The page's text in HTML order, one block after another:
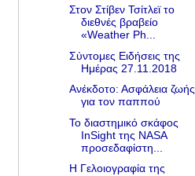
Στον Στίβεν Τσίτλεϊ το
διεθνές βραβείο
«Weather Ph...
Σύντομες Ειδήσεις της
Ημέρας 27.11.2018
Ανέκδοτο: Ασφάλεια ζωής
για τον παππού
Το διαστημικό σκάφος
InSight της NASA
προσεδαφίστη...
Η Γελοιογραφία της